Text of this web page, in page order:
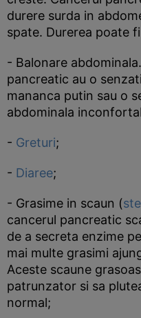
durere surda in
spate. Durerea poate
- Balonare
pancreatic au o
mananca putin sau o
abdominala
- Greturi;
- Diaree;
- Grasime in scaun (
cancerul pancreatic
de a secreta enzime
mai multe grasimi
Aceste scaune
patrunzator si sa
normal;